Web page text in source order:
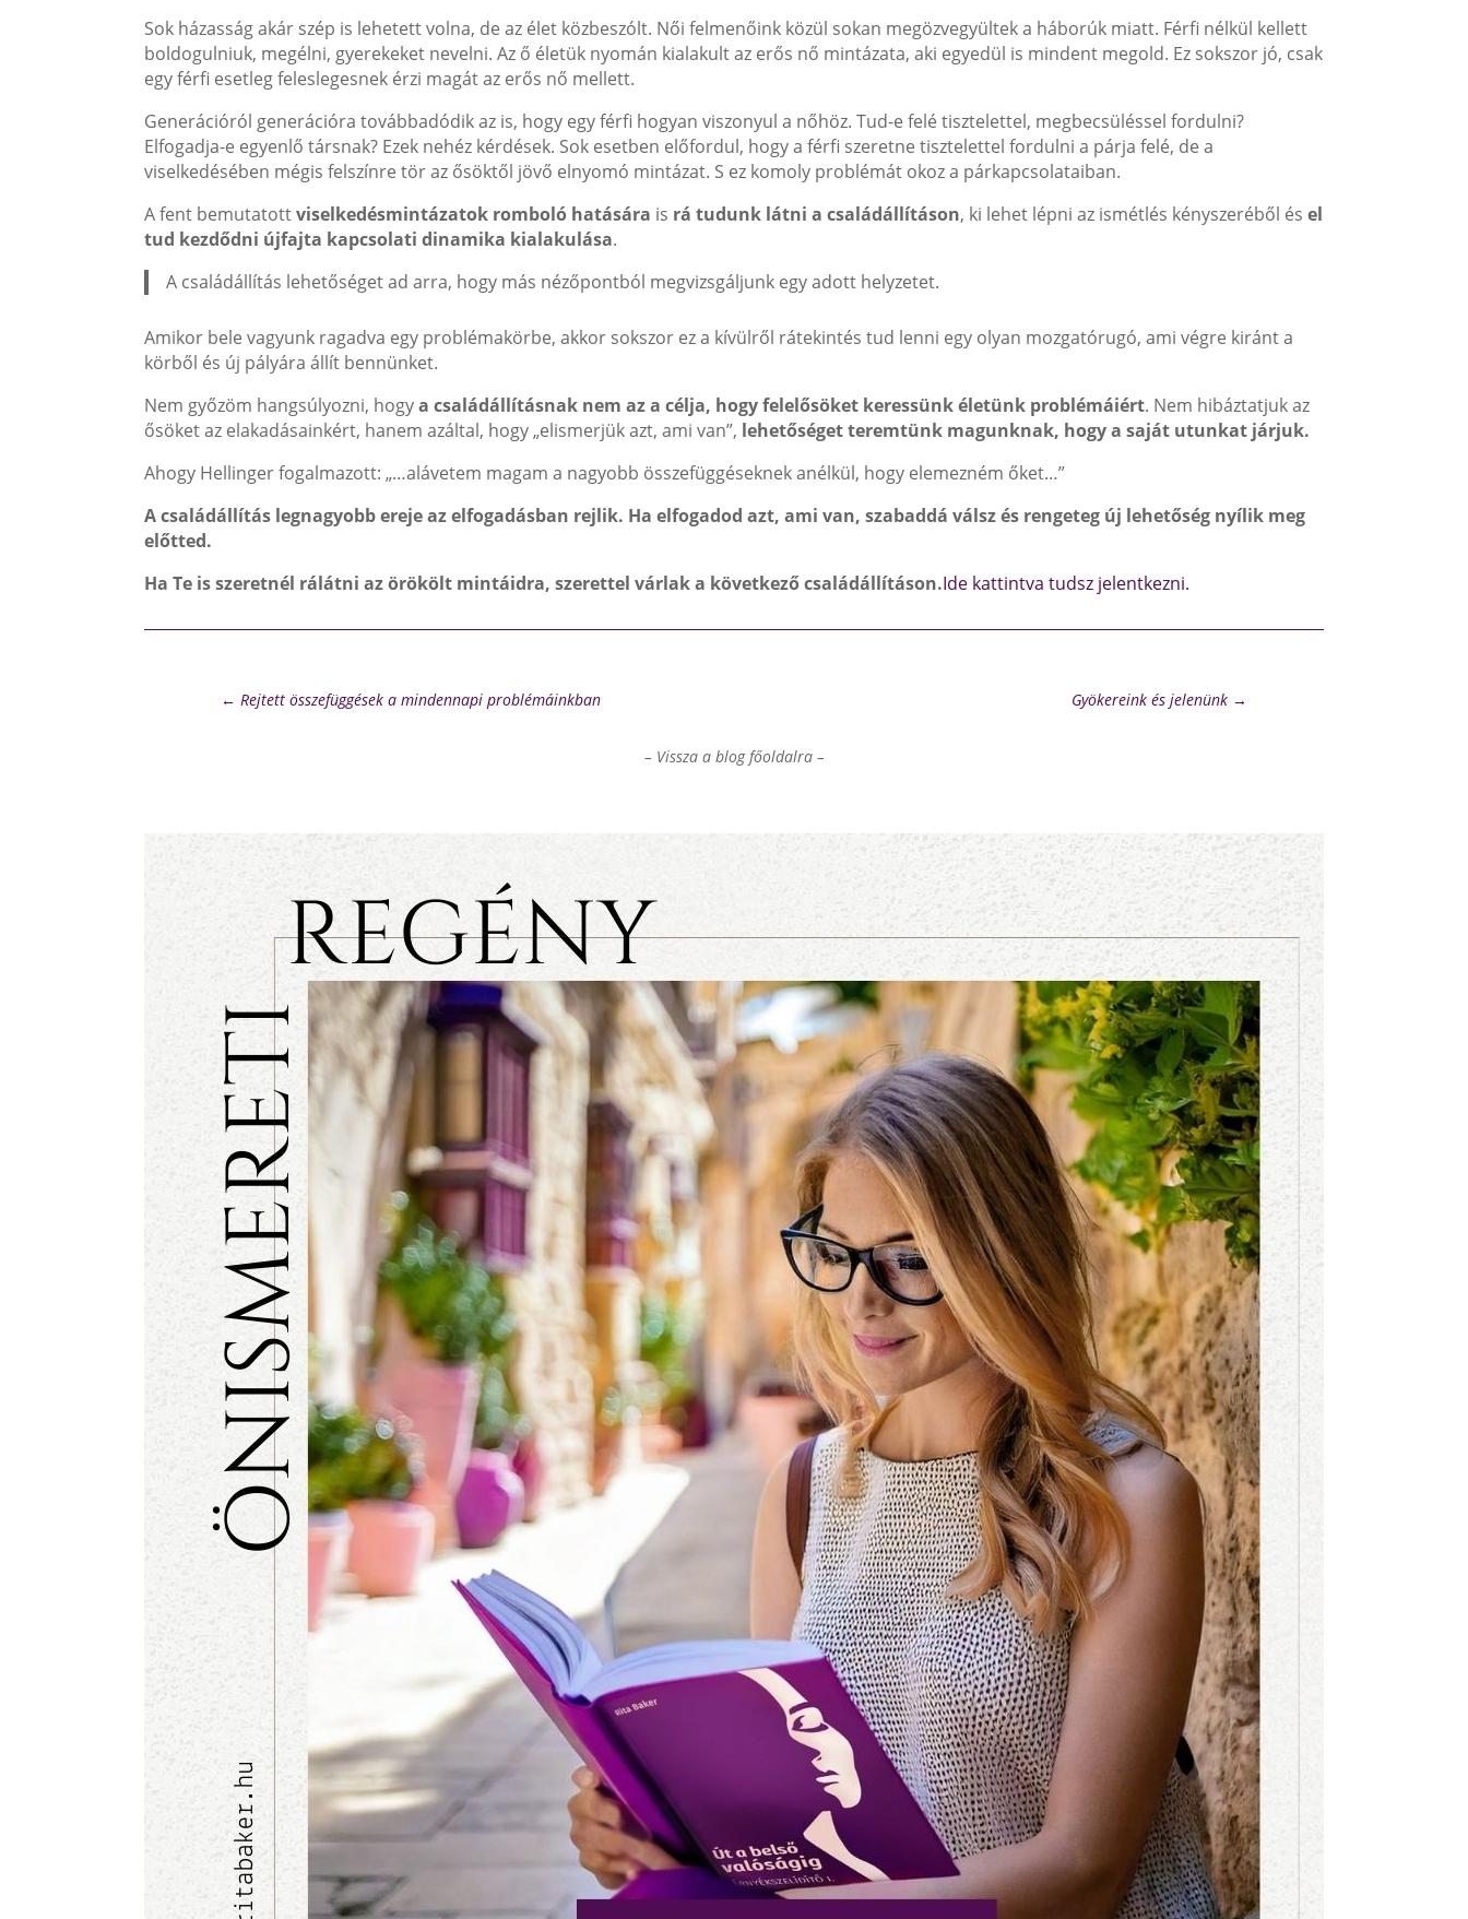
Sok házasság akár szép is lehetett volna, de az élet közbeszólt. Női felmenőink közül sokan megözvegyültek a háborúk miatt. Férfi nélkül kellett
boldogulniuk, megélni, gyerekeket nevelni. Az ő életük nyomán kialakult az erős nő mintázata, aki egyedül is mindent megold. Ez sokszor jó, csak
egy férfi esetleg feleslegesnek érzi magát az erős nő mellett.
Generációról generációra továbbadódik az is, hogy egy férfi hogyan viszonyul a nőhöz. Tud-e felé tisztelettel, megbecsüléssel fordulni?
Elfogadja-e egyenlő társnak? Ezek nehéz kérdések. Sok esetben előfordul, hogy a férfi szeretne tisztelettel fordulni a párja felé, de a
viselkedésében mégis felszínre tör az ősöktől jövő elnyomó mintázat. S ez komoly problémát okoz a párkapcsolataiban.
A fent bemutatottviselkedésmintázatok romboló hatására is rá tudunk látni a családállításon, ki lehet lépni az ismétlés kényszeréből és el
tud kezdődni újfajta kapcsolati dinamika kialakulása.
A családállítás lehetőséget ad arra, hogy más nézőpontból megvizsgáljunk egy adott helyzetet.
Amikor bele vagyunk ragadva egy problémakörbe, akkor sokszor ez a kívülről rátekintés tud lenni egy olyan mozgatórugó, ami végre kiránt a
körből és új pályára állít bennünket.
Nem győzöm hangsúlyozni, hogya családállításnak nem az a célja, hogy felelősöket keressünk életünk problémáiért. Nem hibáztatjuk az
ősöket az elakadásainkért, hanem azáltal, hogy „elismerjük azt, ami van”, lehetőséget teremtünk magunknak, hogy a saját utunkat járjuk.
Ahogy Hellinger fogalmazott: „…alávetem magam a nagyobb összefüggéseknek anélkül, hogy elemezném őket…”
A családállítás legnagyobb ereje az elfogadásban rejlik. Ha elfogadod azt, ami van, szabaddá válsz és rengeteg új lehetőség nyílik meg
előtted.
Ha Te is szeretnél rálátni az örökölt mintáidra, szerettel várlak a következő családállításon.Ide kattintva tudsz jelentkezni.
← Rejtett összefüggések a mindennapi problémáinkban Gyökereink és jelenünk →
– Vissza a blog főoldalra –